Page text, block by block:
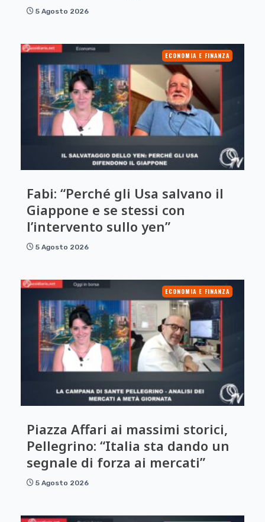
5 Agosto 2026
ECONOMIA E FINANZA
Fabi: “Perché gli Usa salvano il
Giappone e se stessi con
l’intervento sullo yen”
5 Agosto 2026
ECONOMIA E FINANZA
Piazza Affari ai massimi storici,
Pellegrino: “Italia sta dando un
segnale di forza ai mercati”
5 Agosto 2026